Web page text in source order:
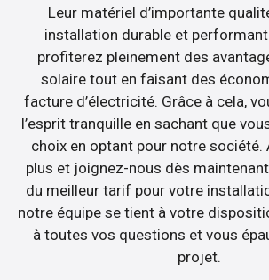
Leur matériel d’importante
installation durable et
profiterez pleinement des
solaire tout en faisant des
facture d’électricité. Grâce à cela,
l’esprit tranquille en sachant que
choix en optant pour notre société.
plus et joignez-nous dès
du meilleur tarif pour votre
notre équipe se tient à votre
à toutes vos questions et vous
projet.